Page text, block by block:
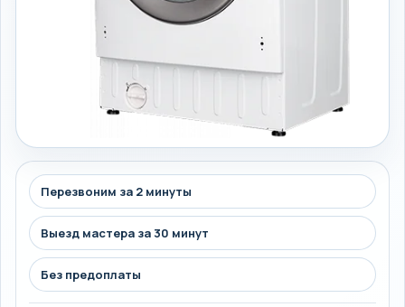
Перезвоним за 2 минуты
Выезд мастера за 30 минут
Без предоплаты